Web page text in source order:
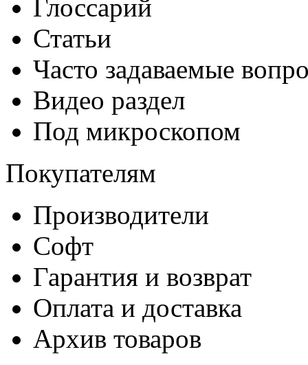
Глоссарий
Статьи
Часто задаваемые
Видео раздел
Под микроскопом
Покупателям
Производители
Софт
Гарантия и возврат
Оплата и доставка
Архив товаров